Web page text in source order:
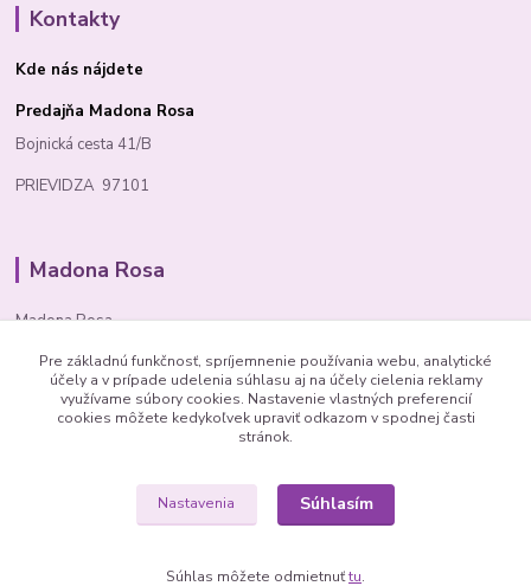
Kontakty
Kde nás nájdete
Predajňa Madona Rosa
Bojnická cesta 41/B
PRIEVIDZA 97101
Madona Rosa
Madona Rosa
Richard
+421 905 276 211
© 1992 Madona Rosa Company
Pre základnú funkčnosť, spríjemnenie používania webu, analytické
účely a v prípade udelenia súhlasu aj na účely cielenia reklamy
využívame súbory cookies. Nastavenie vlastných preferencií
cookies môžete kedykoľvek upraviť odkazom v spodnej časti
stránok.
Nastavenia Súhlasím
Súhlas môžete odmietnuťtu.